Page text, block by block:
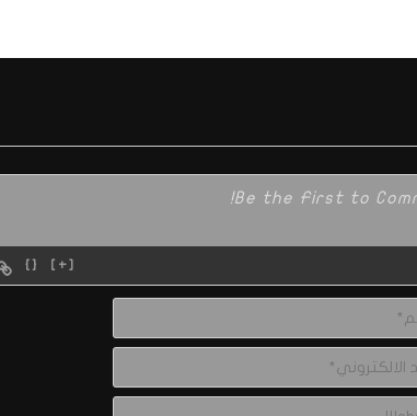
{} [+]